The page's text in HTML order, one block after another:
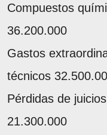
Compuestos
36.200.000
Gastos
técnicos
Pérdidas de
21.300.000